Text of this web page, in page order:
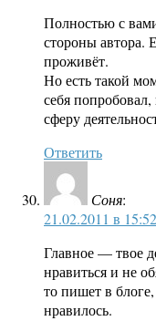
Полностью с
стороны автора.
проживёт.
Но есть такой
себя
сферу
Ответить
Соня:
21.02.2011 в 15:52
Главное — твое
нравиться и не
то пишет в
нравилось.